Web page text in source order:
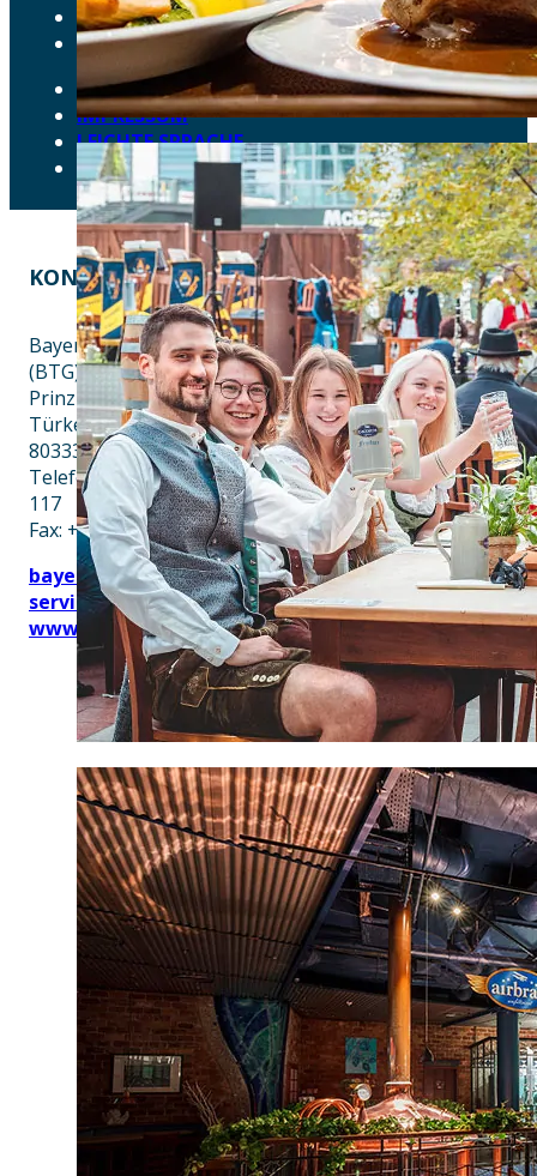
AKTUELLES
DOWNLOADS
DATENSCHUTZ
IMPRESSUM
LEICHTE SPRACHE
ERKLÄRUNG ZUR BARRIEREFREIHEIT
KONTAKT EINE INITIATIVE VON
Bayern Tourist Gmbh
(BTG)
Prinz-Ludwig-Palais
Türkenstraße 7
80333 München
Telefon: +49 89 28760-
117
Fax: +49 89 28760-121
bayerischekueche@btg-
service.de
www.btg-service.de